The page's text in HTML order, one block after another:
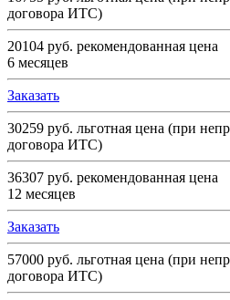
договора ИТС)
20104 руб. рекомендованная цена
6 месяцев
Заказать
30259 руб. льготная цена (при
договора ИТС)
36307 руб. рекомендованная цена
12 месяцев
Заказать
57000 руб. льготная цена (при
договора ИТС)